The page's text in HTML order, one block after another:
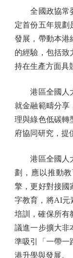
全國政協常委
定首份五年規劃
發展，帶動本港
的經驗，包括致
持在生產方面具
港區全國人大
就金融範疇分享
理與綠色低碳轉
府協同研究，提
港區全國人大
劃，應以推動
擎，更好對接國
字教育，將AI元
培訓，確保所有
議進一步擴大非
準吸引「一帶一
港升學與發展。